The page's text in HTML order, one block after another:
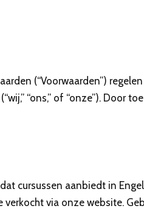
(“Voorwaarden”)
“ons,” of “onze”).
cursussen aanbiedt in
via onze website.